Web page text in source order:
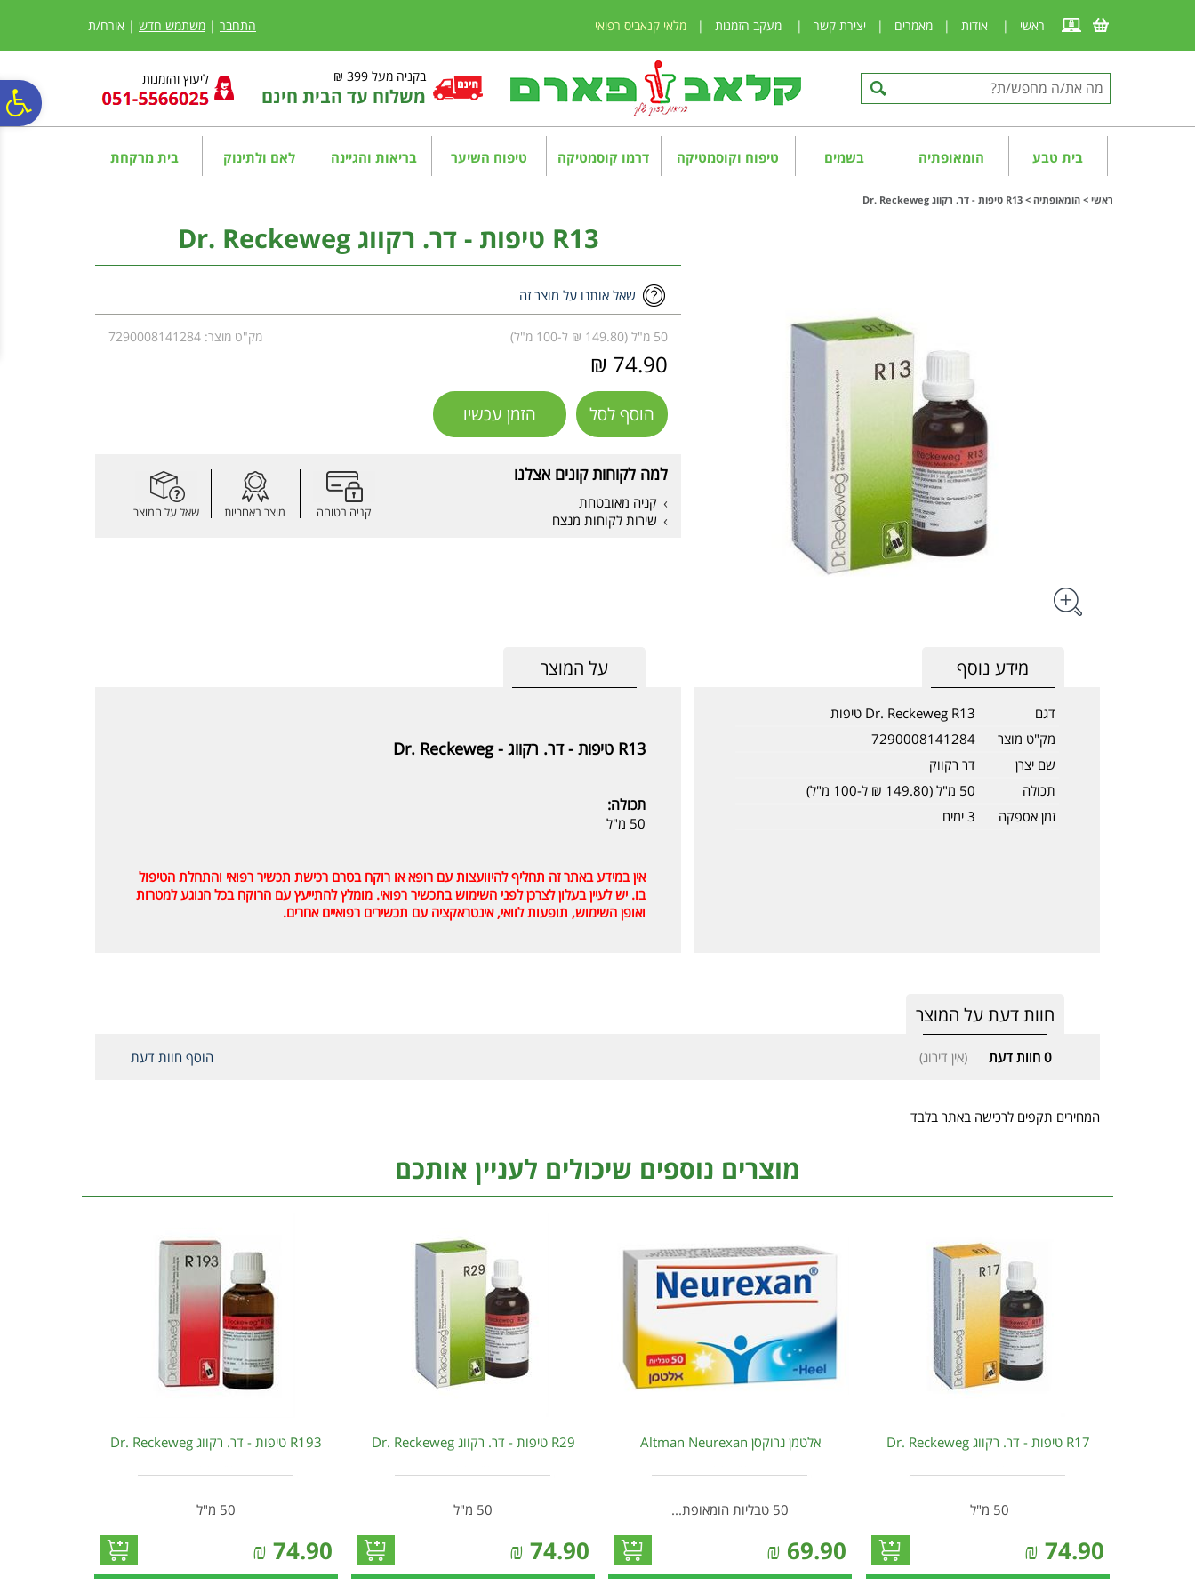
נגישות
אתר
המרכזי
ראשי | אודות | מאמרים | יצירת קשר | מעקב הזמנות | מלאי קנאביס רפואי התחבר | משתמש חדש | אורח/ת
בקניה מעל 399 ₪
משלוח עד הבית חינם
ליעוץ והזמנות
בית טבע הומאופתיה בשמים טיפוח וקוסמטיקה דרמו קוסמטיקה טיפוח השיער בריאות והגיינה לאם ולתינוק בית מרקחת
ראשי > הומאופתיה > R13 טיפות - דר. רקווג Dr. Reckeweg
R13 טיפות - דר. רקווג Dr. Reckeweg
שאל אותנו על מוצר זה
50 מ"ל (149.80 ₪ ל-100 מ"ל) מק"ט מוצר: 7290008141284
74.90 ₪
הוסף לסל הזמן עכשיו
למה לקוחות קונים אצלנו
קניה מאובטחת
שירות לקוחות מנצח
קניה בטוחה מוצר באחריות שאל על המוצר
על המוצר
R13 טיפות - דר. רקווג - Dr. Reckeweg
תכולה:
50 מ"ל
אין במידע באתר זה תחליף להיוועצות עם רופא או רוקח בטרם רכישת תכשיר רפואי והתחלת הטיפול
בו. יש לעיין בעלון לצרכן לפני השימוש בתכשיר רפואי. מומלץ להתייעץ עם הרוקח בכל הנוגע למטרות
ואופן השימוש, תופעות לוואי, אינטראקציה עם תכשירים רפואיים אחרים.
מידע נוסף
דגם
Dr. Reckeweg R13 טיפות
מק"ט מוצר
7290008141284
שם יצרן
דר רקווק
תכולה
50 מ"ל (149.80 ₪ ל-100 מ"ל)
זמן אספקה
3 ימים
חוות דעת על המוצר
0 חוות דעת (אין דירוג) הוסף חוות דעת
המחירים תקפים לרכישה באתר בלבד
מוצרים נוספים שיכולים לעניין אותכם
R17 טיפות - דר. רקווג Dr. Reckeweg
50 מ"ל
74.90
₪
אלטמן נרוקסן Altman Neurexan
50 טבליות הומאופת...
69.90
₪
R29 טיפות - דר. רקווג Dr. Reckeweg
50 מ"ל
74.90
₪
R193 טיפות - דר. רקווג Dr. Reckeweg
50 מ"ל
74.90
₪